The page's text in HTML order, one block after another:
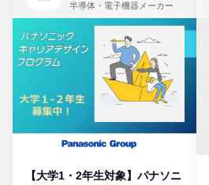
半導体・電子機器メーカー
【大学1・2年生対象】パナソニ